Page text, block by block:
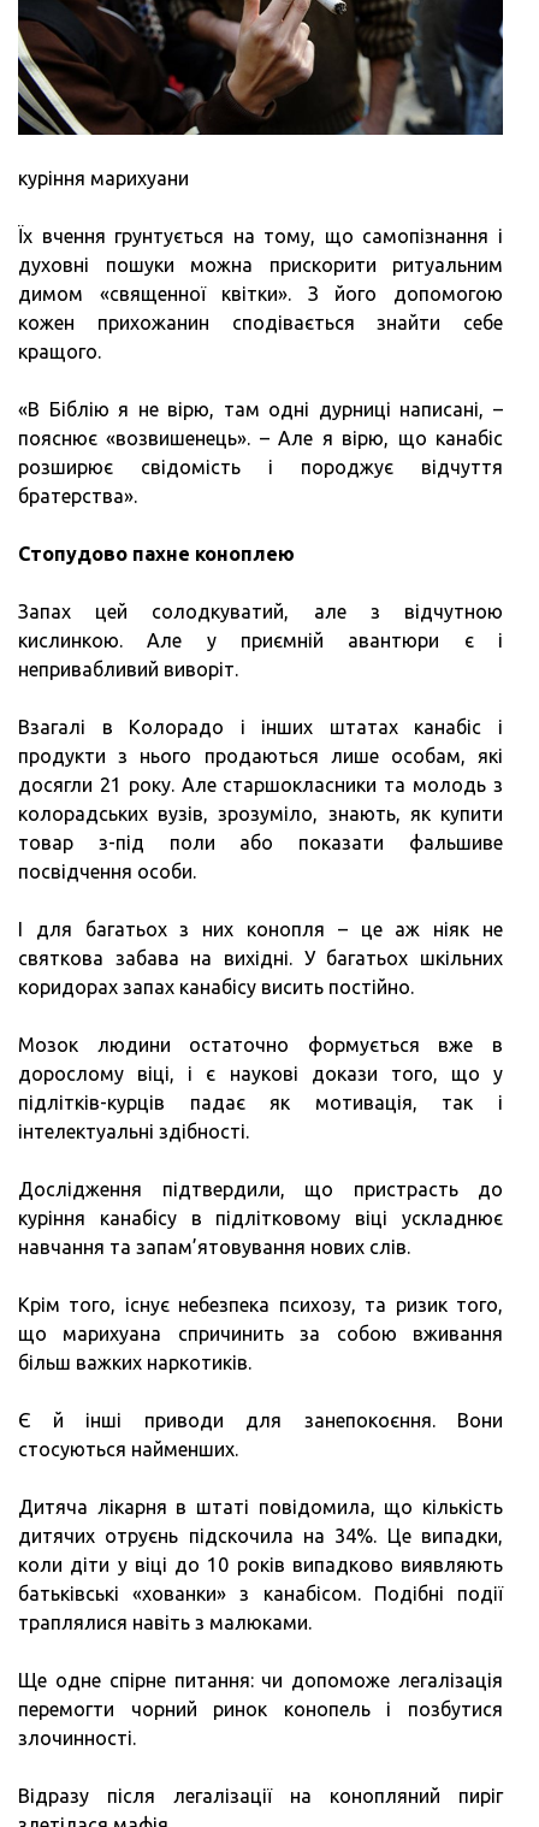
куріння марихуани
Їх вчення грунтується на тому, що самопізнання і
духовні пошуки можна прискорити ритуальним
димом «священної квітки». З його допомогою
кожен прихожанин сподівається знайти себе
кращого.
«В Біблію я не вірю, там одні дурниці написані, –
пояснює «возвишенець». – Але я вірю, що канабіс
розширює свідомість і породжує відчуття
братерства».
Стопудово пахне коноплею
Запах цей солодкуватий, але з відчутною
кислинкою. Але у приємній авантюри є і
непривабливий виворіт.
Взагалі в Колорадо і інших штатах канабіс і
продукти з нього продаються лише особам, які
досягли 21 року. Але старшокласники та молодь з
колорадських вузів, зрозуміло, знають, як купити
товар з-під поли або показати фальшиве
посвідчення особи.
І для багатьох з них конопля – це аж ніяк не
святкова забава на вихідні. У багатьох шкільних
коридорах запах канабісу висить постійно.
Мозок людини остаточно формується вже в
дорослому віці, і є наукові докази того, що у
підлітків-курців падає як мотивація, так і
інтелектуальні здібності.
Дослідження підтвердили, що пристрасть до
куріння канабісу в підлітковому віці ускладнює
навчання та запам’ятовування нових слів.
Крім того, існує небезпека психозу, та ризик того,
що марихуана спричинить за собою вживання
більш важких наркотиків.
Є й інші приводи для занепокоєння. Вони
стосуються найменших.
Дитяча лікарня в штаті повідомила, що кількість
дитячих отруєнь підскочила на 34%. Це випадки,
коли діти у віці до 10 років випадково виявляють
батьківські «хованки» з канабісом. Подібні події
траплялися навіть з малюками.
Ще одне спірне питання: чи допоможе легалізація
перемогти чорний ринок конопель і позбутися
злочинності.
Відразу після легалізації на конопляний пиріг